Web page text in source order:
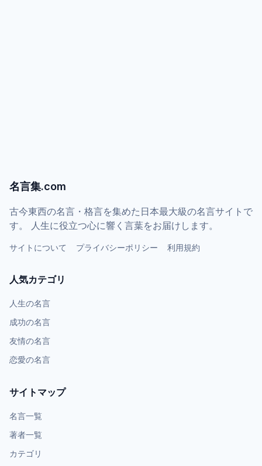
名言集.com
古今東西の名言・格言を集めた日本最大級の名言サイトで
す。 人生に役立つ心に響く言葉をお届けします。
サイトについて プライバシーポリシー 利用規約
人気カテゴリ
人生の名言
成功の名言
友情の名言
恋愛の名言
サイトマップ
名言一覧
著者一覧
カテゴリ